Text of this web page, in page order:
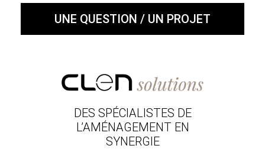
UNE QUESTION / UN PROJET
DES SPÉCIALISTES DE
L’AMÉNAGEMENT EN
SYNERGIE